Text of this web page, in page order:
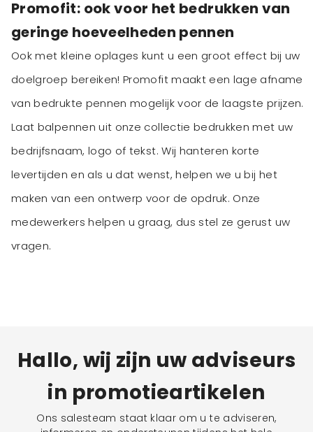
Promofit: ook voor het bedrukken van
geringe hoeveelheden pennen
Ook met kleine oplages kunt u een groot effect bij uw
doelgroep bereiken! Promofit maakt een lage afname
van bedrukte pennen mogelijk voor de laagste prijzen.
Laat balpennen uit onze collectie bedrukken met uw
bedrijfsnaam, logo of tekst. Wij hanteren korte
levertijden en als u dat wenst, helpen we u bij het
maken van een ontwerp voor de opdruk. Onze
medewerkers helpen u graag, dus stel ze gerust uw
vragen.
Hallo, wij zijn uw adviseurs
in promotieartikelen
Ons salesteam staat klaar om u te adviseren,